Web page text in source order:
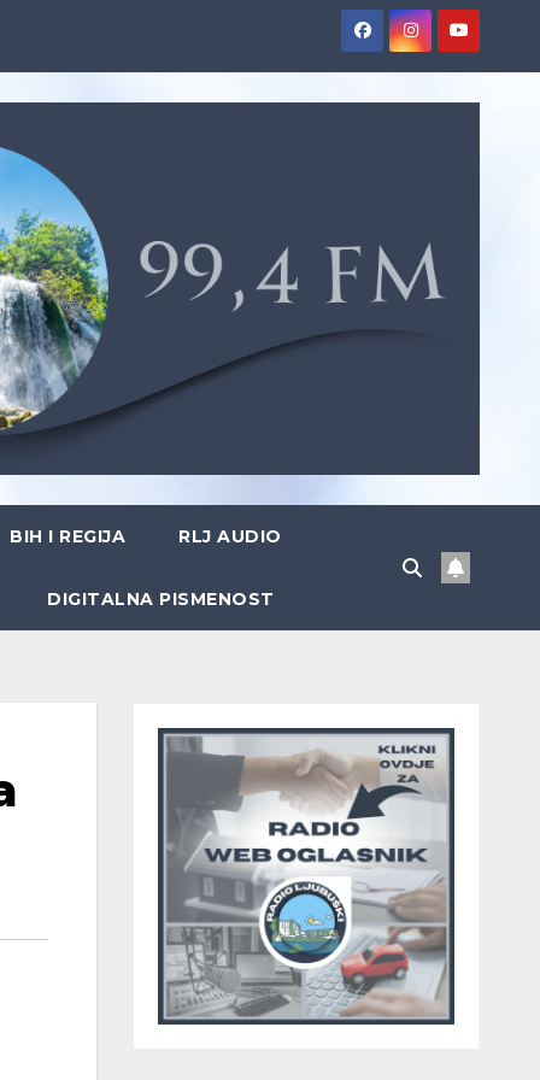
BIH I REGIJA RLJ AUDIO
DIGITALNA PISMENOST